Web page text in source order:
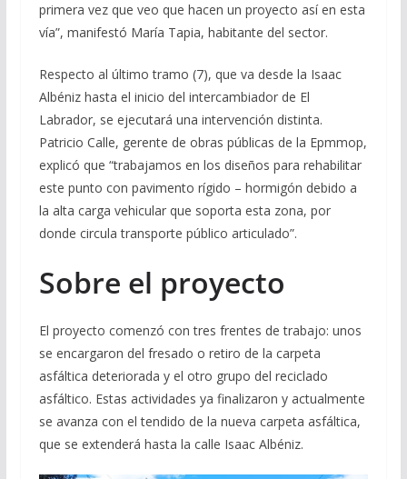
primera vez que veo que hacen un proyecto así en esta
vía”, manifestó María Tapia, habitante del sector.
Respecto al último tramo (7), que va desde la Isaac
Albéniz hasta el inicio del intercambiador de El
Labrador, se ejecutará una intervención distinta.
Patricio Calle, gerente de obras públicas de la Epmmop,
explicó que “trabajamos en los diseños para rehabilitar
este punto con pavimento rígido – hormigón debido a
la alta carga vehicular que soporta esta zona, por
donde circula transporte público articulado”.
Sobre el proyecto
El proyecto comenzó con tres frentes de trabajo: unos
se encargaron del fresado o retiro de la carpeta
asfáltica deteriorada y el otro grupo del reciclado
asfáltico. Estas actividades ya finalizaron y actualmente
se avanza con el tendido de la nueva carpeta asfáltica,
que se extenderá hasta la calle Isaac Albéniz.